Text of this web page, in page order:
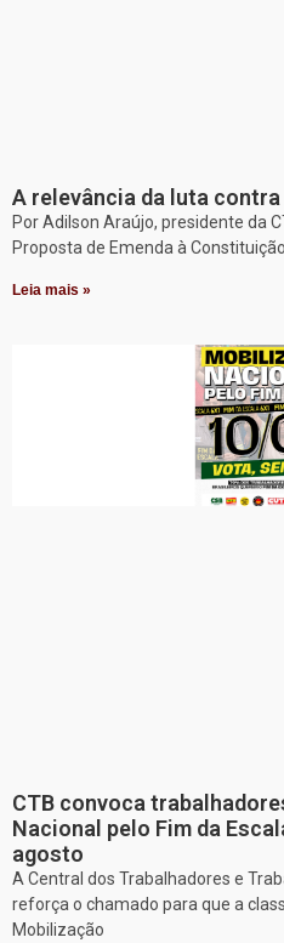
A relevância da luta contra
Por Adilson Araújo, presidente da
Proposta de Emenda à
Leia mais »
CTB convoca
Nacional pelo Fim da
agosto
A Central dos Trabalhadores e
reforça o chamado para que a
Mobilização